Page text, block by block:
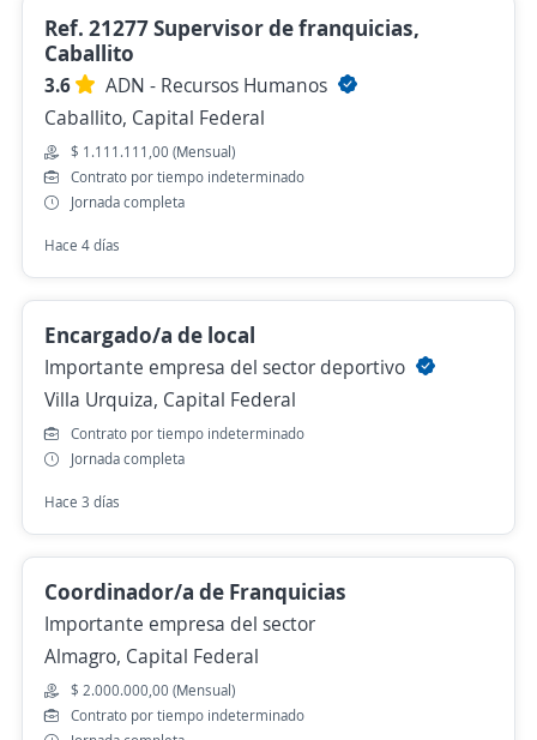
Ref. 21277 Supervisor de franquicias,
Caballito
3.6
ADN - Recursos Humanos
Caballito, Capital Federal
$ 1.111.111,00 (Mensual)
Contrato por tiempo indeterminado
Jornada completa
Hace 4 días
Encargado/a de local
Importante empresa del sector deportivo
Villa Urquiza, Capital Federal
Contrato por tiempo indeterminado
Jornada completa
Hace 3 días
Coordinador/a de Franquicias
Importante empresa del sector
Almagro, Capital Federal
$ 2.000.000,00 (Mensual)
Contrato por tiempo indeterminado